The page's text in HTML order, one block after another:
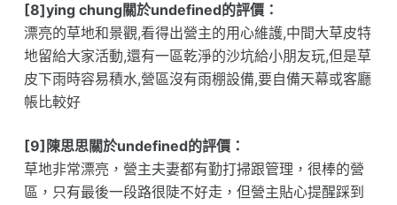
[8]ying chung關於undefined的評價：
漂亮的草地和景觀,看得出營主的用心維護,中間大草皮特
地留給大家活動,還有一區乾淨的沙坑給小朋友玩,但是草
皮下雨時容易積水,營區沒有雨棚設備,要自備天幕或客廳
帳比較好
[9]陳思思關於undefined的評價：
草地非常漂亮，營主夫妻都有勤打掃跟管理，很棒的營
區，只有最後一段路很陡不好走，但營主貼心提醒踩到